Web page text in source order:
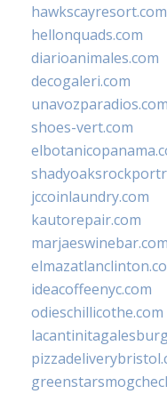
hawkscayresort.com
hellonquads.com
diarioanimales.com
decogaleri.com
unavozparadios.com
shoes-vert.com
jccoinlaundry.com
kautorepair.com
marjaeswinebar.com
ideacoffeenyc.com
odieschillicothe.com